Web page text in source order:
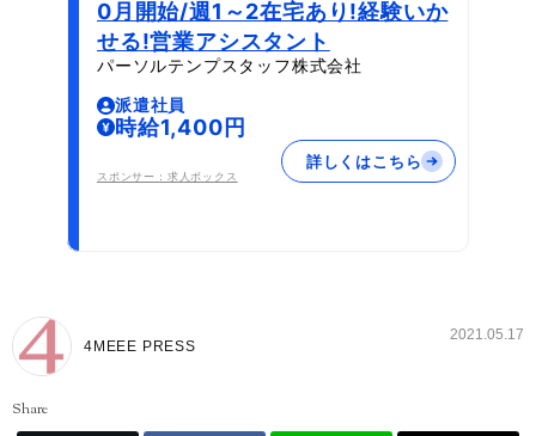
0月開始/週1～2在宅あり!経験いか
せる!営業アシスタント
パーソルテンプスタッフ株式会社
派遣社員
時給1,400円
スポンサー：求人ボックス
詳しくはこちら
4MEEE PRESS
2021.05.17
Share